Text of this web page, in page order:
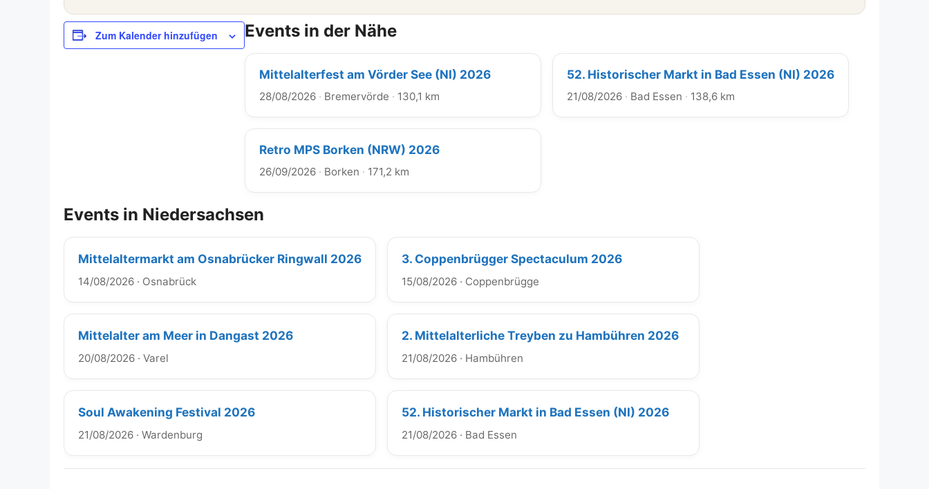
Zum Kalender hinzufügen Events in der Nähe
Mittelalterfest am Vörder See (NI) 2026
28/08/2026 · Bremervörde · 130,1 km
52. Historischer Markt in Bad Essen (NI) 2026
21/08/2026 · Bad Essen · 138,6 km
Retro MPS Borken (NRW) 2026
26/09/2026 · Borken · 171,2 km
Events in Niedersachsen
Mittelaltermarkt am Osnabrücker Ringwall 2026
14/08/2026 · Osnabrück
3. Coppenbrügger Spectaculum 2026
15/08/2026 · Coppenbrügge
Mittelalter am Meer in Dangast 2026
20/08/2026 · Varel
2. Mittelalterliche Treyben zu Hambühren 2026
21/08/2026 · Hambühren
Soul Awakening Festival 2026
21/08/2026 · Wardenburg
52. Historischer Markt in Bad Essen (NI) 2026
21/08/2026 · Bad Essen